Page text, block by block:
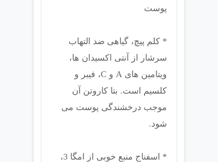
پوست
* کلم پیچ، گیاهی ضد التهاب
سرشار از آنتی اکسیدان ها،
ویتامین های A و C، فیبر و
کلسیم است. بتا کاروتن آن
موجب درخشندگی پوست می
شود.
* اسفناج منبع خوبی از امگا 3،